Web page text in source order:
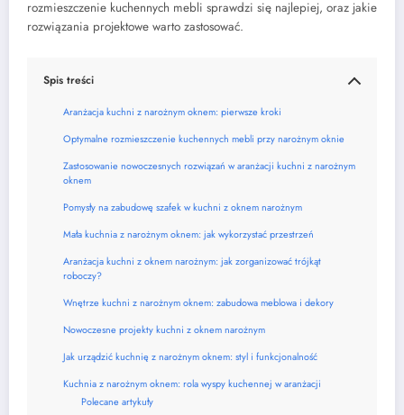
rozmieszczenie kuchennych mebli sprawdzi się najlepiej, oraz jakie
rozwiązania projektowe warto zastosować.
Spis treści
Aranżacja kuchni z narożnym oknem: pierwsze kroki
Optymalne rozmieszczenie kuchennych mebli przy narożnym oknie
Zastosowanie nowoczesnych rozwiązań w aranżacji kuchni z narożnym
oknem
Pomysły na zabudowę szafek w kuchni z oknem narożnym
Mała kuchnia z narożnym oknem: jak wykorzystać przestrzeń
Aranżacja kuchni z oknem narożnym: jak zorganizować trójkąt
roboczy?
Wnętrze kuchni z narożnym oknem: zabudowa meblowa i dekory
Nowoczesne projekty kuchni z oknem narożnym
Jak urządzić kuchnię z narożnym oknem: styl i funkcjonalność
Kuchnia z narożnym oknem: rola wyspy kuchennej w aranżacji
Polecane artykuły